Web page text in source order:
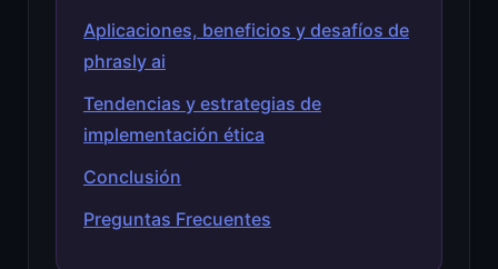
Aplicaciones, beneficios y desafíos de
phrasly ai
Tendencias y estrategias de
implementación ética
Conclusión
Preguntas Frecuentes